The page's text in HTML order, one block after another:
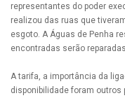
representantes do poder
realizou das ruas que
esgoto. A Águas de Penha
encontradas serão
A tarifa, a importância da
disponibilidade foram